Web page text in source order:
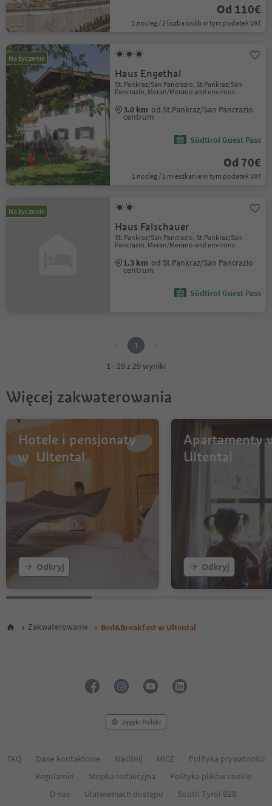
Od 110€
1 nocleg / 2 liczba osób w tym podatek VAT
Na życzenie
Haus Engethal
St. Pankraz/San Pancrazio, St.Pankraz/San
Pancrazio, Meran/Merano and environs
3.0 km od St.Pankraz/San Pancrazio
centrum
Südtirol Guest Pass
Od 70€
1 nocleg / 1 mieszkanie w tym podatek VAT
Na życzenie
Haus Falschauer
St. Pankraz/San Pancrazio, St.Pankraz/San
Pancrazio, Meran/Merano and environs
1.3 km od St.Pankraz/San Pancrazio
centrum
Südtirol Guest Pass
1
1 - 29 z 29 wyniki
Więcej zakwaterowania
Hotele i pensjonaty
w Ultental
Odkryj
Apartamenty
Ultental
Odkryj
Zakwaterowanie Bed&Breakfast w Ultental
Język: Polski
FAQ Dane kontaktowe Naciśnij MICE
Polityka prywatności
Regulamin
Stopka redakcyjna
Polityka plików cookie
O nas
Ułatwieniach dostępu South Tyrol B2B